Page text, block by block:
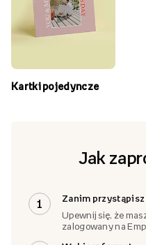
Kartki pojedyncze
Jak
1
Zanim
Upewnij się, że
zalogowany na